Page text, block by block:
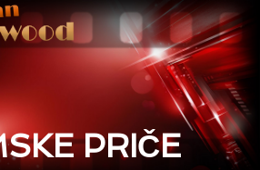
PRIČE